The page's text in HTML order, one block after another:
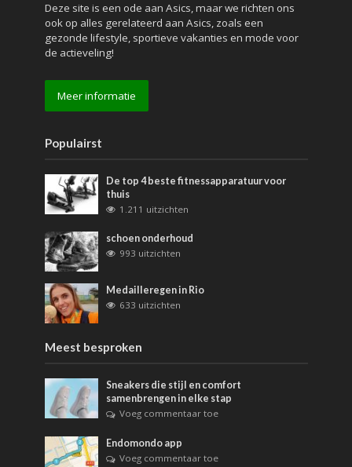
Deze site is een ode aan Asics, maar we richten ons
ook op alles gerelateerd aan Asics, zoals een
gezonde lifestyle, sportieve vakanties en mode voor
de actieveling!
Meer informatie
Populairst
De top 4 beste fitnessapparatuur voor
thuis
1.211 uitzichten
schoen onderhoud
993 uitzichten
Medailleregen in Rio
633 uitzichten
Meest besproken
Sneakers die stijl en comfort
samenbrengen in elke stap
Voeg commentaar toe
Endomondo app
Voeg commentaar toe